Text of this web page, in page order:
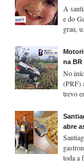
A
e do
grau,
na BR
No
(PRF)
trevo
abre
toda a